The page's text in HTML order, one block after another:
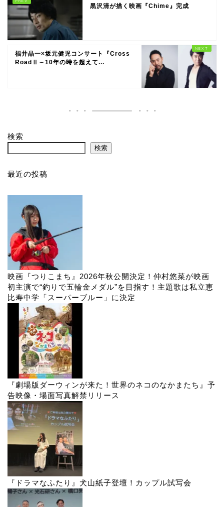
黒沢清が描く映画『Chime』完成
福井晶一×坂元健児コンサート『Cross
RoadⅡ～10年の時を超えて...
検索
検索
最近の投稿
映画『つりこまち』2026年秋公開決定！仲村悠菜が映画
初主演で“釣りで五輪金メダル”を目指す！主題歌は私立恵
比寿中学「スーパーブルー」に決定
『劇場版ダーウィンが来た！世界のネコのなかまたち』予
告映像・場面写真解禁リリース
『ドラマなふたり』犬山紙子登壇！カップル試写会